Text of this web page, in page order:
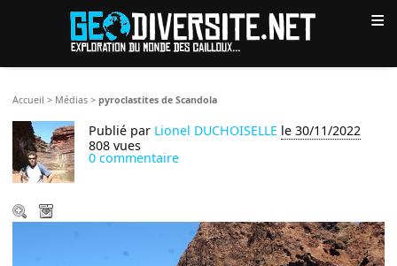
≡
Accueil > Médias >pyroclastites de Scandola
Publié par Lionel DUCHOISELLE le 30/11/2022
808 vues
0 commentaire